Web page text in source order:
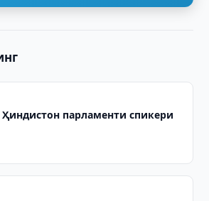
парламенти спикери